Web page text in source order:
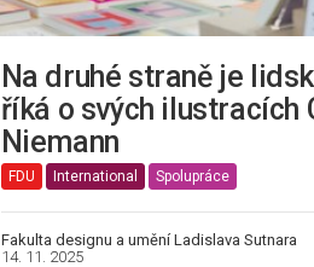
Na druhé straně je
říká o svých ilustracích
Niemann
FDU International Spolupráce
Fakulta designu a umění Ladislava Sutnara
14. 11. 2025